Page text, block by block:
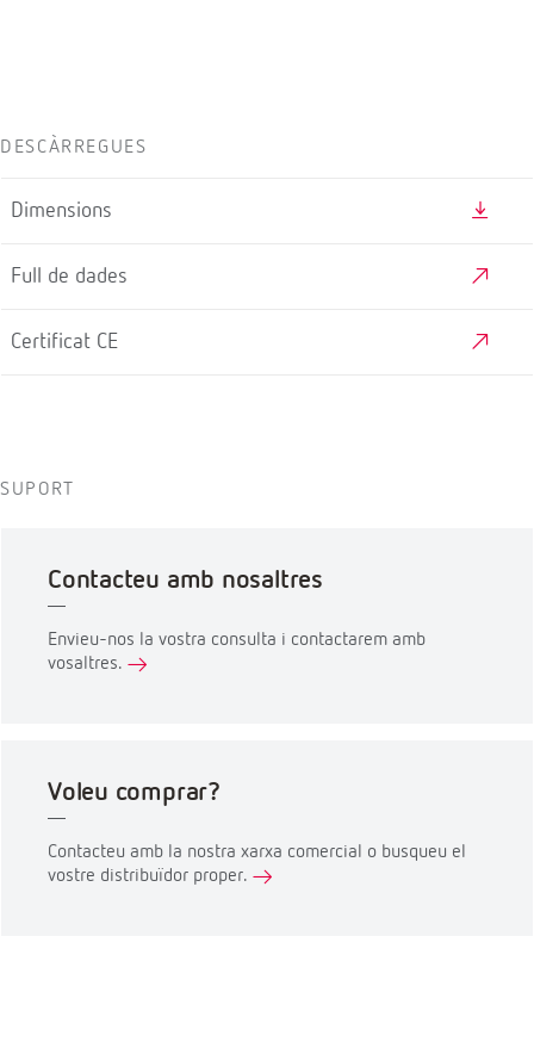
DESCÀRREGUES
Dimensions
Full de dades
Certificat CE
SUPORT
Contacteu amb nosaltres
Envieu-nos la vostra consulta i contactarem amb
vosaltres.
Voleu comprar?
Contacteu amb la nostra xarxa comercial o busqueu el
vostre distribuïdor proper.